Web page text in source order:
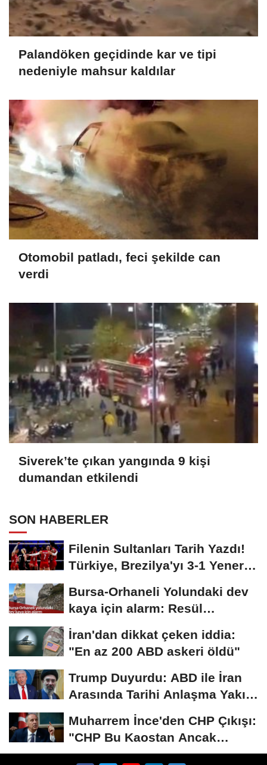
Palandöken geçidinde kar ve tipi
nedeniyle mahsur kaldılar
Otomobil patladı, feci şekilde can
verdi
Siverek’te çıkan yangında 9 kişi
dumandan etkilendi
SON HABERLER
Filenin Sultanları Tarih Yazdı!
Türkiye, Brezilya'yı 3-1 Yenerek
Bursa-Orhaneli Yolundaki dev
kaya için alarm: Resül
Kaplan'dan yetkililere...
İran'dan dikkat çeken iddia:
"En az 200 ABD askeri öldü"
Trump Duyurdu: ABD ile İran
Arasında Tarihi Anlaşma Yakın!
Muharrem İnce'den CHP Çıkışı:
"CHP Bu Kaostan Ancak
Üyelerle Genel...